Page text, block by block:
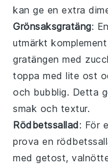
kan ge en extra
Grönsaksgratäng:
utmärkt
gratängen med
toppa med lite ost
och bubblig. Detta
smak och textur.
Rödbetssallad: För
prova en
medgetost,